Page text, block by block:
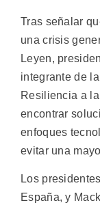
Tras señalar
una crisis
Leyen,
integrante de
Resiliencia a
encontrar
enfoques
evitar una
Los
España, y